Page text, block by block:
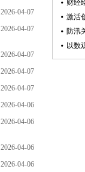
2026-04-07
2026-04-07
2026-04-07
2026-04-07
2026-04-07
2026-04-06
2026-04-06
2026-04-06
2026-04-06